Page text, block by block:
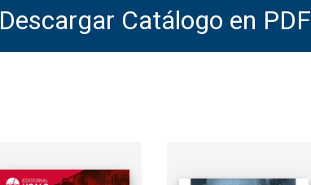
Descargar Catálogo en PDF
Ver +